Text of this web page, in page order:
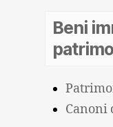
Beni
Canoni